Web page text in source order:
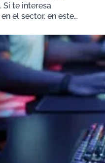
te interesa
el sector, en este